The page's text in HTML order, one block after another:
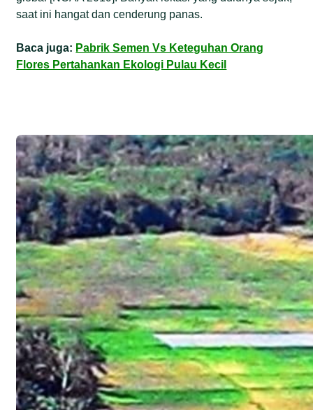
saat ini hangat dan cenderung panas.
Baca juga: Pabrik Semen Vs Keteguhan Orang
Flores Pertahankan Ekologi Pulau Kecil